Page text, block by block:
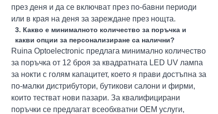
през деня и да се включват през по-бавни периоди
или в края на деня за зареждане през нощта.
3. Какво е минималното количество за поръчка и
какви опции за персонализиране са налични?
Ruina Optoelectronic предлага минимално количество
за поръчка от 12 броя за квадратната LED UV лампа
за нокти с голям капацитет, което я прави достъпна за
по-малки дистрибутори, бутикови салони и фирми,
които тестват нови пазари. За квалифицирани
поръчки се предлагат всеобхватни OEM услуги,